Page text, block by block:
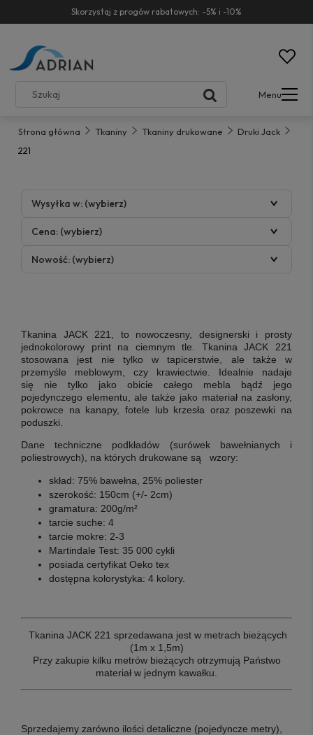
Skorzystaj z progów rabatowych: -5% i -10%
Menu
Strona główna Tkaniny Tkaniny drukowane
Druki Jack
221
Wysyłka w: (wybierz)
Cena: (wybierz)
Nowość: (wybierz)
Tkanina JACK 221, to nowoczesny, designerski i prosty
jednokolorowy print na ciemnym tle. Tkanina JACK 221
stosowana jest nie tylko w tapicerstwie, ale także w
przemyśle meblowym, czy krawiectwie. Idealnie nadaje
się nie tylko jako obicie całego mebla bądź jego
pojedynczego elementu, ale także jako materiał na zasłony,
pokrowce na kanapy, fotele lub krzesła oraz poszewki na
poduszki.
Dane techniczne podkładów (surówek bawełnianych i
poliestrowych), na których drukowane są wzory:
skład: 75% bawełna, 25% poliester
szerokość: 150cm (+/- 2cm)
gramatura: 200g/m²
tarcie suche: 4
tarcie mokre: 2-3
Martindale Test: 35 000 cykli
posiada certyfikat Oeko tex
dostępna kolorystyka: 4 kolory.
Tkanina JACK 221 sprzedawana jest w metrach bieżących
(1m x 1,5m)
Przy zakupie kilku metrów bieżących otrzymują Państwo
materiał w jednym kawałku.
Sprzedajemy zarówno ilości detaliczne (pojedyncze metry),